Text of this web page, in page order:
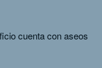
cuenta con aseos